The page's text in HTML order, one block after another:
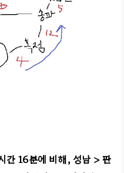
간 16분에 비해, 성남 > 판